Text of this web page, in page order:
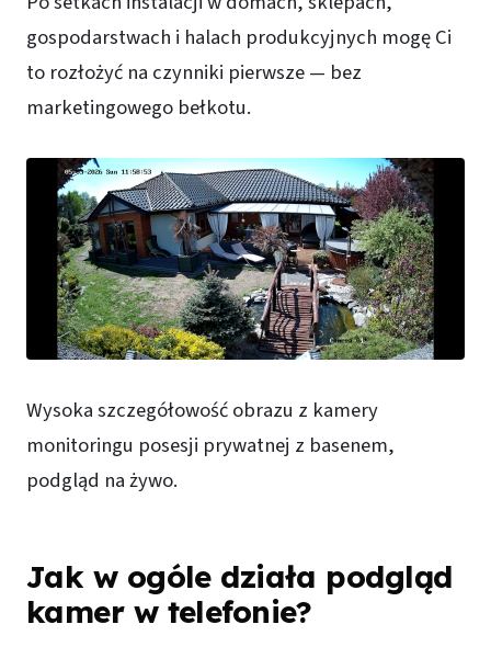
gospodarstwach i halach produkcyjnych mogę Ci
to rozłożyć na czynniki pierwsze — bez
marketingowego bełkotu.
Wysoka szczegółowość obrazu z kamery
monitoringu posesji prywatnej z basenem,
podgląd na żywo.
Jak w ogóle działa podgląd
kamer w telefonie?